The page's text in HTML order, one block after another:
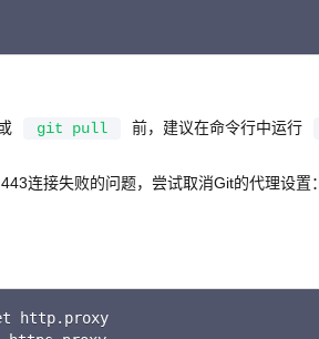
git pull 前，建议在命令行中运行
连接失败的问题，尝试取消Git的代理设置：
http. proxy